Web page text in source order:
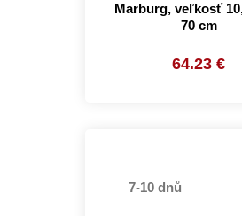
Marburg, veľkosť
70 cm
64.23 €
7-10 dnů